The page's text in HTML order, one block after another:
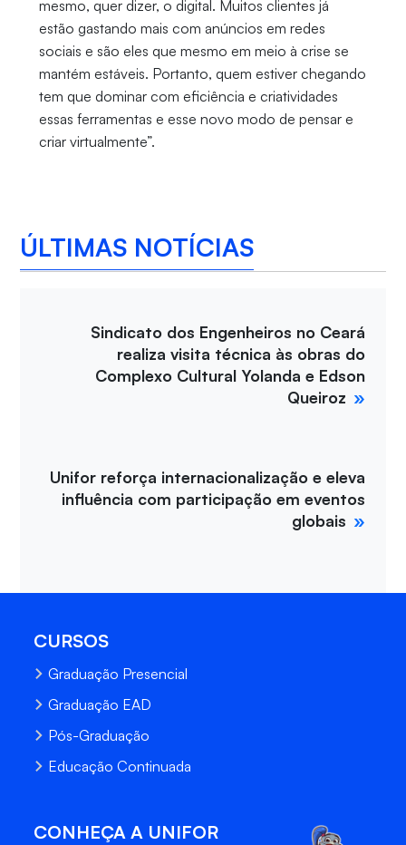
mesmo, quer dizer, o digital. Muitos clientes já
estão gastando mais com anúncios em redes
sociais e são eles que mesmo em meio à crise se
mantém estáveis. Portanto, quem estiver chegando
tem que dominar com eficiência e criatividades
essas ferramentas e esse novo modo de pensar e
criar virtualmente”.
ÚLTIMAS NOTÍCIAS
Sindicato dos Engenheiros no Ceará
realiza visita técnica às obras do
Complexo Cultural Yolanda e Edson
Queiroz
Unifor reforça internacionalização e eleva
influência com participação em eventos
globais
CURSOS
Graduação Presencial
Graduação EAD
Pós-Graduação
Educação Continuada
CONHEÇA A UNIFOR